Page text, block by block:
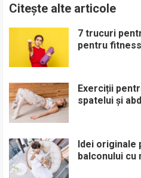
Citește alte articole
7 trucuri
pentru fitness
Exerciții
spatelui și
Idei originale
balconului cu